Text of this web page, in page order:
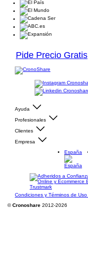
Pide Precio Gratis
Ayuda
Profesionales
Clientes
Empresa
España
Condiciones y Términos de Uso
©Cronoshare 2012-2026